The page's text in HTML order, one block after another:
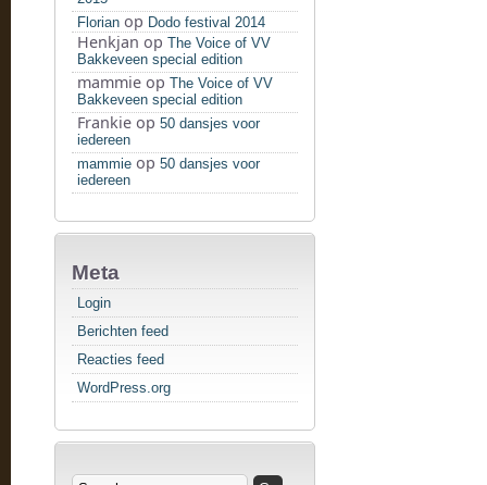
Florian op Dodo festival 2014
Henkjan op The Voice of VV
Bakkeveen special edition
mammie op The Voice of VV
Bakkeveen special edition
Frankie op 50 dansjes voor
iedereen
mammie op 50 dansjes voor
iedereen
Meta
Login
Berichten feed
Reacties feed
WordPress.org